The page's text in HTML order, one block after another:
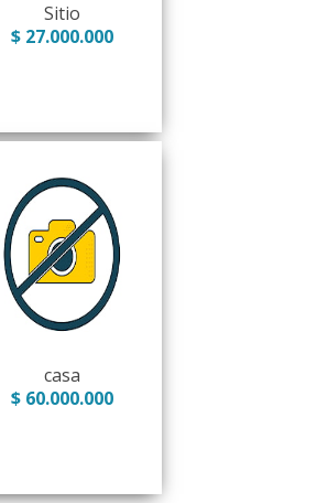
Sitio
$ 27.000.000
casa
$ 60.000.000